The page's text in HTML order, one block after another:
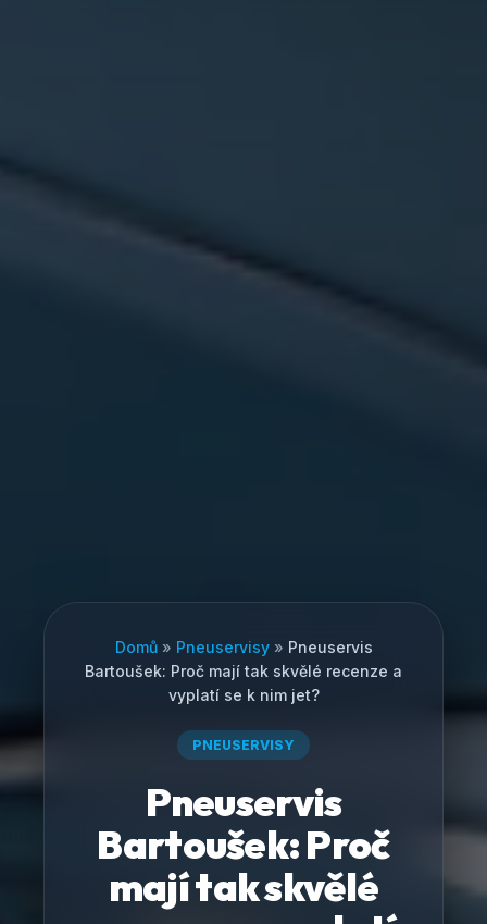
Domů» Pneuservisy» Pneuservis
Bartoušek: Proč mají tak skvělé recenze a
vyplatí se k nim jet?
PNEUSERVISY
Pneuservis
Bartoušek: Proč
mají tak skvělé